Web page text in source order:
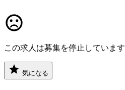
この求人は募集を停止しています
気になる